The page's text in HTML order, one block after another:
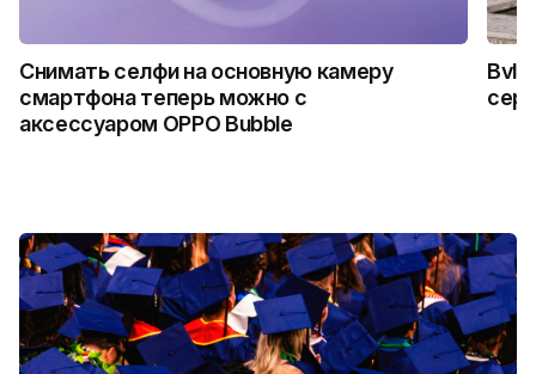
Снимать селфи на основную камеру
смартфона теперь можно с
аксессуаром OPPO Bubble